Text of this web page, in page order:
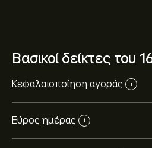
Βασικοί δείκτες του
Κεφαλαιοποίηση αγοράς i
Εύρος ημέρας i